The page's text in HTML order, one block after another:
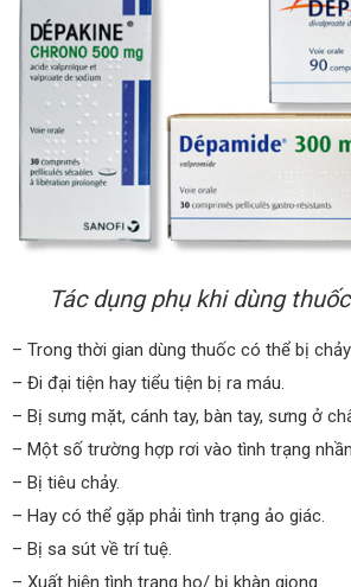
Tác dụng phụ khi dùng
– Trong thời gian dùng thuốc có thể bị
– Đi đại tiện hay tiểu tiện bị ra máu.
– Bị sưng mặt, cánh tay, bàn tay, sưng ở
– Một số trường hợp rơi vào tình trạng
– Bị tiêu chảy.
– Hay có thể gặp phải tình trạng ảo giác.
– Bị sa sút về trí tuệ.
– Xuất hiện tình trạng ho/ bị khàn giọng.